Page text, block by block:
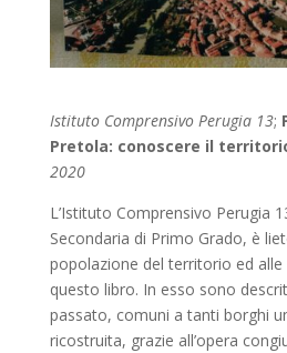
Istituto Comprensivo Perugia 13;
Pretola: conoscere il
2020
L’Istituto Comprensivo Perugia
Secondaria di Primo Grado, è
popolazione del territorio ed alle
questo libro. In esso sono
passato, comuni a tanti borghi
ricostruita, grazie all’opera